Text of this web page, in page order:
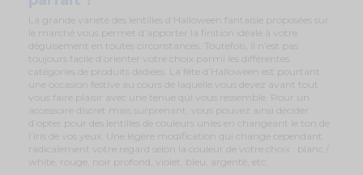
La grande variété des lentilles d’Halloween fantaisie proposées sur
le marché vous permet d’apporter la finition idéale à votre
déguisement en toutes circonstances. Toutefois, il n’est pas
toujours facile d’orienter votre choix parmi les différentes
catégories de produits dédiées. La fête d’Halloween est pourtant
une occasion festive au cours de laquelle vous devez avant tout
vous faire plaisir avec une tenue qui vous ressemble. Pour un
accessoire discret mais surprenant, vous pouvez ainsi décider
d’opter pour des lentilles de couleurs unies en changeant le ton de
l’iris de vos yeux. Une légère modification qui change cependant
radicalement votre regard selon la couleur de votre choix : blanc /
white, rouge, noir profond, violet, bleu, argenté, etc.